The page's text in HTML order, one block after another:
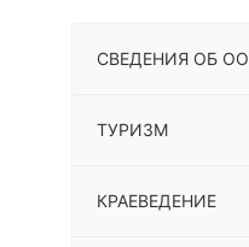
СВЕДЕНИЯ ОБ ОО
ТУРИЗМ
КРАЕВЕДЕНИЕ